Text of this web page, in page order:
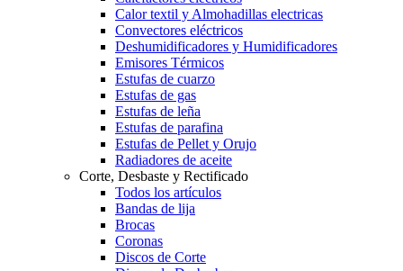
Calor textil y Almohadillas electricas
Convectores eléctricos
Deshumidificadores y Humidificadores
Emisores Térmicos
Estufas de cuarzo
Estufas de gas
Estufas de leña
Estufas de parafina
Estufas de Pellet y Orujo
Radiadores de aceite
Corte, Desbaste y Rectificado
Todos los artículos
Bandas de lija
Brocas
Coronas
Discos de Corte